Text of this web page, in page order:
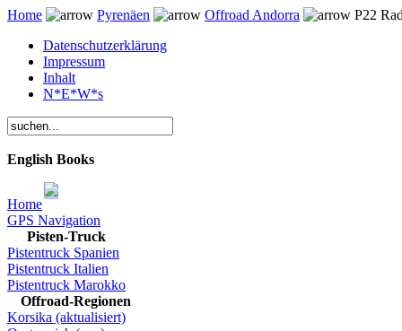
Home Pyrenäen Offroad Andorra
P22
Datenschutzerklärung
Impressum
Inhalt
N*E*W*s
English Books
Home
GPS Navigation
Pisten-Truck
Pistentruck Spanien
Pistentruck Italien
Pistentruck Marokko
Offroad-Regionen
Korsika (aktualisiert)